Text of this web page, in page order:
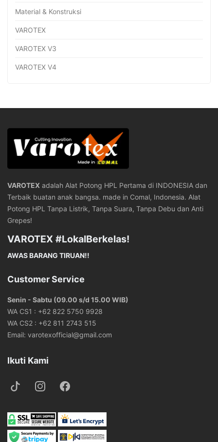
Material & Konstruksi
VAROTEX
VAROTEX V3
VAROTEX V4
VAROTEX adalah Alat Potong HPL Pertama di INDONESIA dan
Terbaik buatan anak bangsa. made in Comal, Indonesia. Alat
Potong HPL Tanpa Listrik, Tanpa Suara, Tanpa Debu dan Anti
Grepes!
VAROTEX #LokalBerkelas!
AWAS BARANG TIRUAN!!
Customer Service
Senin - Sabtu (09.00 s/d 15.00 WIB)
WA CS1 : +62 822 5750 9928
WA CS2 : +62 811 2743 515
Email: varotexofficial@gmail.com
Ikuti Kami